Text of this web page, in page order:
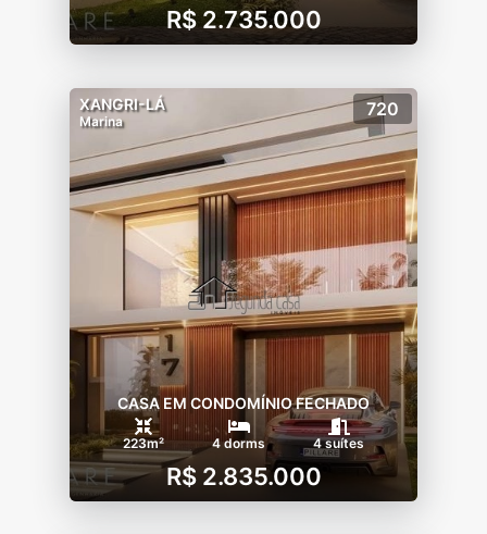
-PARADOURO EXCLUSIVO À BEIRA MAR
R$ 2.735.000
XANGRI-LÁ
Marina
720
CASA EM CONDOMÍNIO FECHADO
223m² 4 dorms 4 suítes
R$ 2.835.000